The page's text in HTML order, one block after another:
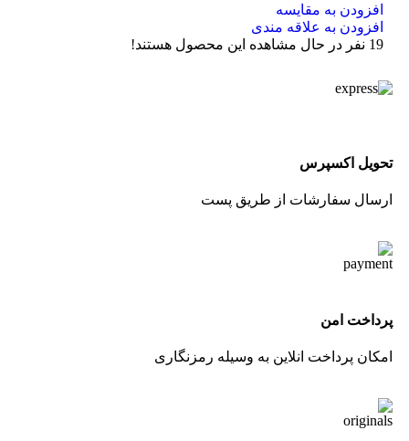
افزودن به مقایسه
افزودن به علاقه مندی
19 نفر در حال مشاهده این محصول هستند!
تحویل اکسپرس
ارسال سفارشات از طریق پست
پرداخت امن
امکان پرداخت انلاین به وسیله رمزنگاری